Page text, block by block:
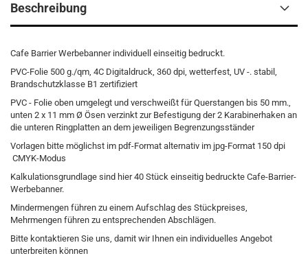
Beschreibung
Cafe Barrier Werbebanner individuell einseitig bedruckt.
PVC-Folie 500 g./qm, 4C Digitaldruck, 360 dpi, wetterfest, UV -. stabil,
Brandschutzklasse B1 zertifiziert
PVC - Folie oben umgelegt und verschweißt für Querstangen bis 50 mm.,
unten 2 x 11 mm Ø Ösen verzinkt zur Befestigung der 2 Karabinerhaken an
die unteren Ringplatten an dem jeweiligen Begrenzungsständer
Vorlagen bitte möglichst im pdf-Format alternativ im jpg-Format 150 dpi
CMYK-Modus
Kalkulationsgrundlage sind hier 40 Stück einseitig bedruckte Cafe-Barrier-
Werbebanner.
Mindermengen führen zu einem Aufschlag des Stückpreises,
Mehrmengen führen zu entsprechenden Abschlägen.
Bitte kontaktieren Sie uns, damit wir Ihnen ein individuelles Angebot
unterbreiten können